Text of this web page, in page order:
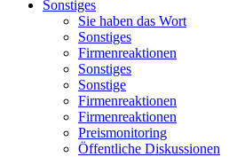
Sonstiges
Sie haben das Wort
Sonstiges
Firmenreaktionen
Sonstiges
Sonstige
Firmenreaktionen
Firmenreaktionen
Preismonitoring
Öffentliche Diskussionen